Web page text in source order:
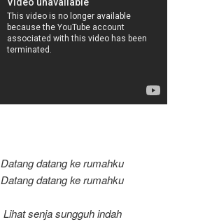
Datang datang ke rumahku
Datang datang ke rumahku
Lihat senja sungguh indah